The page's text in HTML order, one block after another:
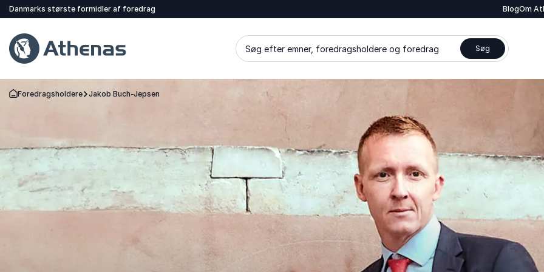
Danmarks største formidler af foredrag BlogOm
Søg efter emner, foredragsholdere og foredrag Søg
Tilbage til forsiden
Foredragsholdere Jakob Buch-Jepsen